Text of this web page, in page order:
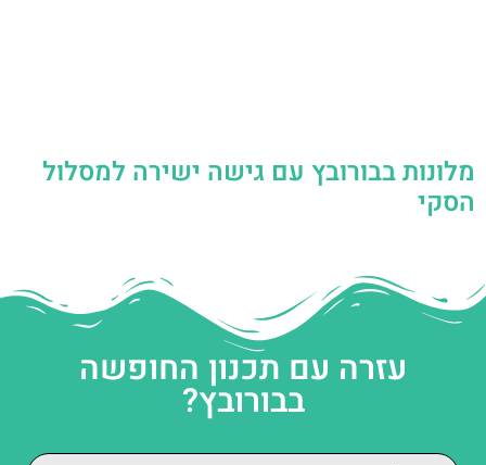
מלונות בבורובץ עם גישה ישירה למסלול
הסקי
עזרה עם תכנון החופשה
בבורובץ?